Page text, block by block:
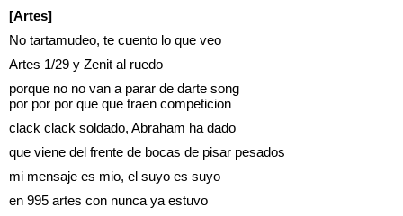
[Artes]
No tartamudeo, te cuento lo que veo
Artes 1/29 y Zenit al ruedo
porque no no van a parar de darte song
por por por que que traen competicion
clack clack soldado, Abraham ha dado
que viene del frente de bocas de pisar pesados
mi mensaje es mio, el suyo es suyo
en 995 artes con nunca ya estuvo